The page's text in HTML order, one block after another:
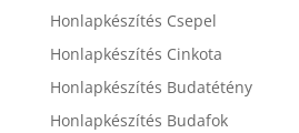
Honlapkészítés Csepel
Honlapkészítés Cinkota
Honlapkészítés Budatétény
Honlapkészítés Budafok